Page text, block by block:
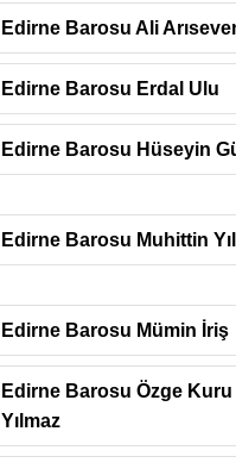
Edirne Barosu Ali
Edirne Barosu Erdal Ulu
Edirne Barosu Hüseyin
Edirne Barosu Muhittin
Edirne Barosu Mümin İriş
Edirne Barosu Özge Kuru
Yılmaz